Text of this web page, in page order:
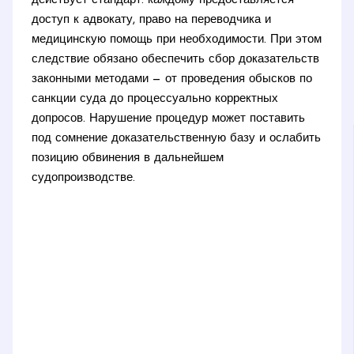
доступ к адвокату, право на переводчика и
медицинскую помощь при необходимости. При этом
следствие обязано обеспечить сбор доказательств
законными методами — от проведения обысков по
санкции суда до процессуально корректных
допросов. Нарушение процедур может поставить
под сомнение доказательственную базу и ослабить
позицию обвинения в дальнейшем
судопроизводстве.